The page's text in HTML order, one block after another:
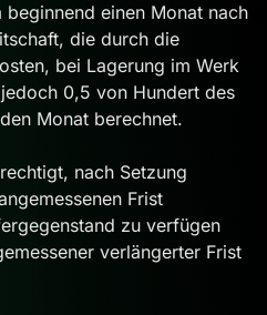
einen Monat nach
die durch die
bei Lagerung im Werk
0,5 von Hundert des
Monat berechnet.
nach Setzung
Frist
zu verfügen
verlängerter Frist